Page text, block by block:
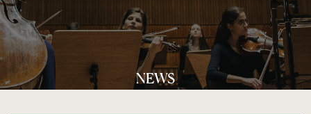
NEWS